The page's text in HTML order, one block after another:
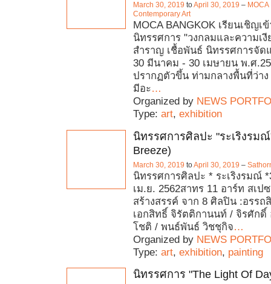
March 30, 2019 toApril 30, 2019 –
Contemporary Art
MOCA BANGKOK เรียนเชิญเ
นิทรรศการ "วงกลมและความเ
สำราญ เชื้อพันธ์ นิทรรศการจัด
30 มีนาคม - 30 เมษายน พ.ศ
ปรากฏตัวขึ้น ท่ามกลางพื้นที่ว่า
มีอะ…
Organized by NEWS
Type: art, exhibition
นิทรรศการศิลปะ "ระเริงรมณ์
Breeze)
March 30, 2019 toApril 30, 2019 –
นิทรรศการศิลปะ * ระเริงรมณ์
เม.ย. 2562สาทร 11 อาร์ท สเป
สร้างสรรค์ จาก 8 ศิลปิน :อรรถ
เอกสิทธิ์ จิรัตติกานนท์ / จิรศักดิ์
โชติ / พนธ์พันธ์ วิชชุกิจ…
Organized by NEWS
Type: art, exhibition, painting
นิทรรศการ "The Light Of